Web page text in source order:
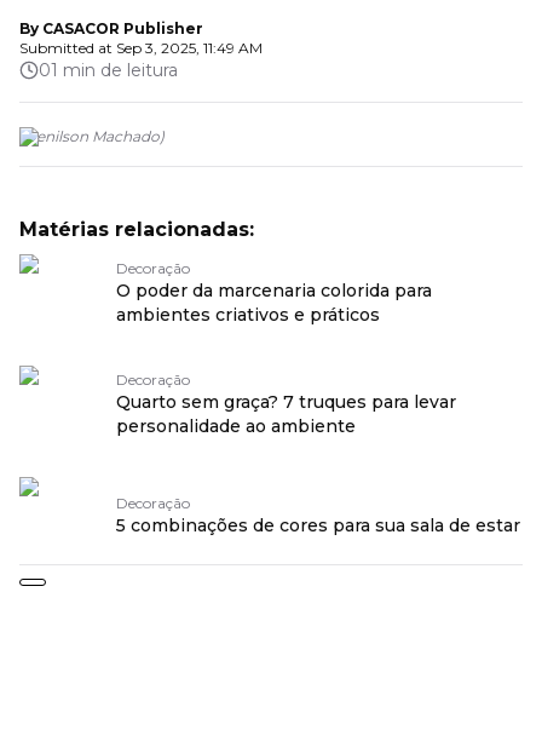
By CASACOR Publisher
Submitted at Sep 3, 2025, 11:49 AM
01 min de leitura
(Denilson Machado)
Matérias relacionadas:
Decoração
O poder da marcenaria colorida para
ambientes criativos e práticos
Decoração
Quarto sem graça? 7 truques para levar
personalidade ao ambiente
Decoração
5 combinações de cores para sua sala de estar